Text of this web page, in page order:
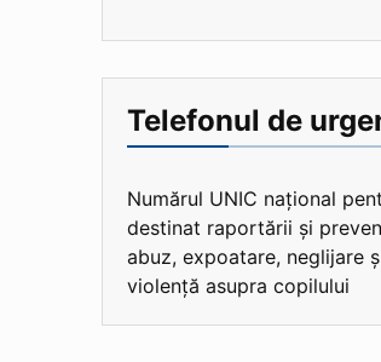
Telefonul de
Numărul UNIC național
destinat raportării și
abuz, expoatare, neglijare
violență asupra copilului